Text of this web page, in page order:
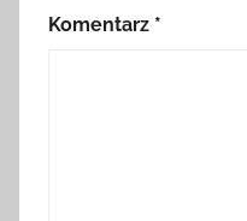
Komentarz *